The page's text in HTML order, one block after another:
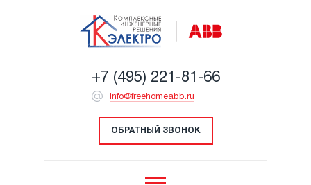
+7 (495) 221-81-66
info@freehomeabb.ru
ОБРАТНЫЙ ЗВОНОК